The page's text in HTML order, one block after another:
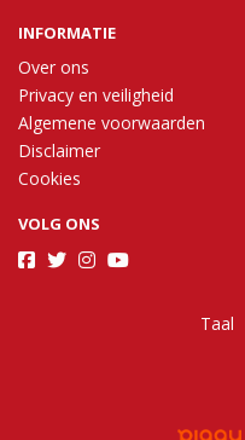
INFORMATIE
Over ons
Privacy en veiligheid
Algemene voorwaarden
Disclaimer
Cookies
VOLG ONS
Taal